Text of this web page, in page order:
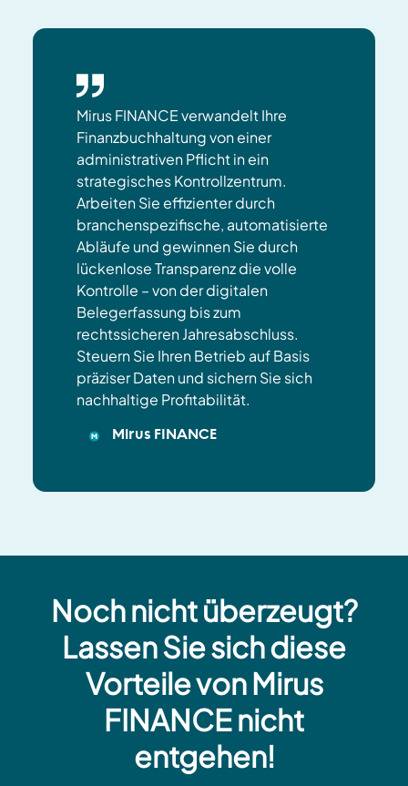
Mirus FINANCE verwandelt Ihre
Finanzbuchhaltung von einer
administrativen Pflicht in ein
strategisches Kontrollzentrum.
Arbeiten Sie effizienter durch
branchenspezifische, automatisierte
Abläufe und gewinnen Sie durch
lückenlose Transparenz die volle
Kontrolle – von der digitalen
Belegerfassung bis zum
rechtssicheren Jahresabschluss.
Steuern Sie Ihren Betrieb auf Basis
präziser Daten und sichern Sie sich
nachhaltige Profitabilität.
Mirus FINANCE
Noch nicht überzeugt?
Lassen Sie sich diese
Vorteile von Mirus
FINANCE nicht
entgehen!